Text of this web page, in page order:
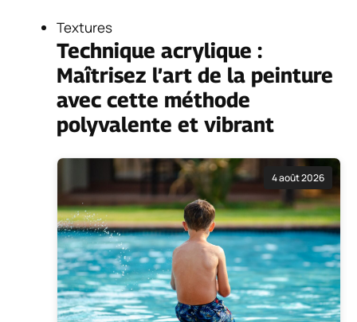
Textures
Technique acrylique :
Maîtrisez l’art de la peinture
avec cette méthode
polyvalente et vibrant
4 août 2026